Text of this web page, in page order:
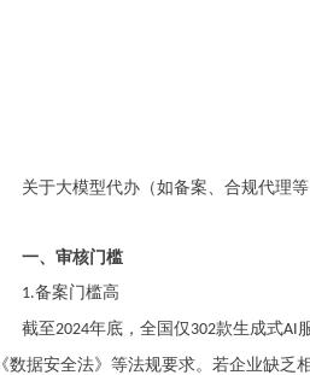
关于大模型代办（如备案、合规代理
一、 审核门槛
1.备案门槛高
截至2024年底，全国仅 302款生成式AI
《数据安全法》等法规要求。若企业缺乏